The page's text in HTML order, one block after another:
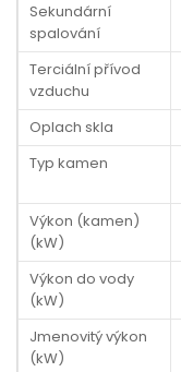
Sekundární
spalování
Terciální přívod
vzduchu
Oplach skla
Typ kamen
Výkon (kamen)
(kW)
Výkon do vody
(kW)
Jmenovitý výkon
(kW)